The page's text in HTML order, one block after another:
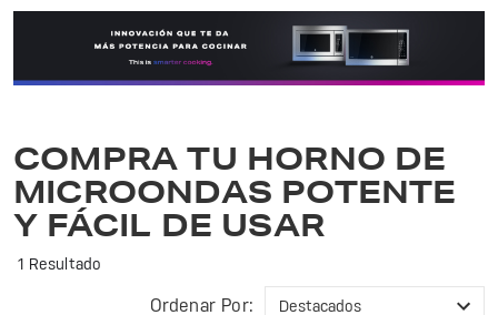
COMPRA TU HORNO DE
MICROONDAS POTENTE
Y FÁCIL DE USAR
1 Resultado
Ordenar Por: